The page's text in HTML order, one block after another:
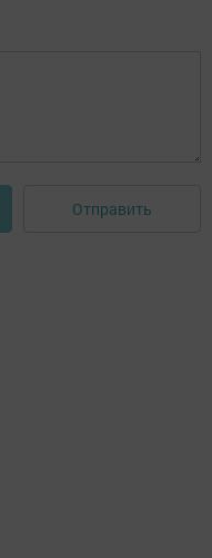
Отправить